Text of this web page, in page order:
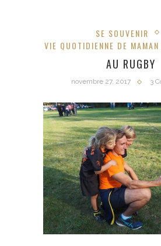
SE SOUVENIR
VIE QUOTIDIENNE DE
AU RUGBY
novembre 27, 2017 3